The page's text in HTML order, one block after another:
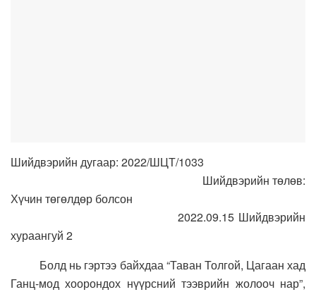
Шийдвэрийн дугаар: 2022/ШЦТ/1033
Шийдвэрийн төлөв:
Хүчин төгөлдөр болсон
2022.09.15 Шийдвэрийн
хураангуй 2
Болд нь гэртээ байхдаа “Таван Толгой, Цагаан хад
Ганц-мод хоорондох нүүрсний тээврийн жолооч нар”,